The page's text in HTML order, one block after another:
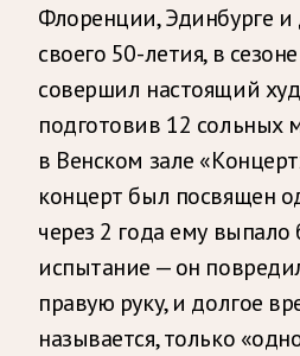
Флоренции, Эдинбурге и
своего 50-летия, в
совершил настоящий
подготовив 12 сольных
в Венском зале
концерт был посвящен
через 2 года ему выпало
испытание — он
правую руку, и долгое
называется, только